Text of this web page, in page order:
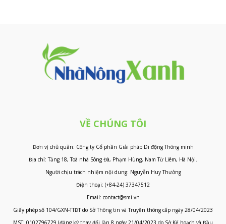
VỀ CHÚNG TÔI
Đơn vị chủ quản: Công ty Cổ phần Giải pháp Di động Thông minh
Địa chỉ: Tầng 18, Toà nhà Sông Đà, Phạm Hùng, Nam Từ Liêm, Hà Nội.
Người chịu trách nhiệm nội dung: Nguyễn Huy Thưởng
Điện thoại: (+84-24) 37347512
Email: contact@smi.vn
Giấy phép số 104/GXN-TTĐT do Sở Thông tin và Truyền thông cấp ngày 28/04/2023
MST: 0102796729 (đăng ký thay đổi lần 8 ngày 21/04/2023 do Sở Kế hoạch và Đầu